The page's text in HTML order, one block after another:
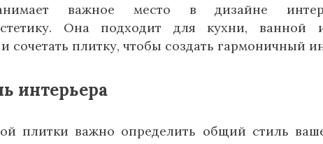
важное место в дизайне
Она подходит для кухни,
сочетать плитку, чтобы создать гармоничный
интерьера
плитки важно определить общий стиль